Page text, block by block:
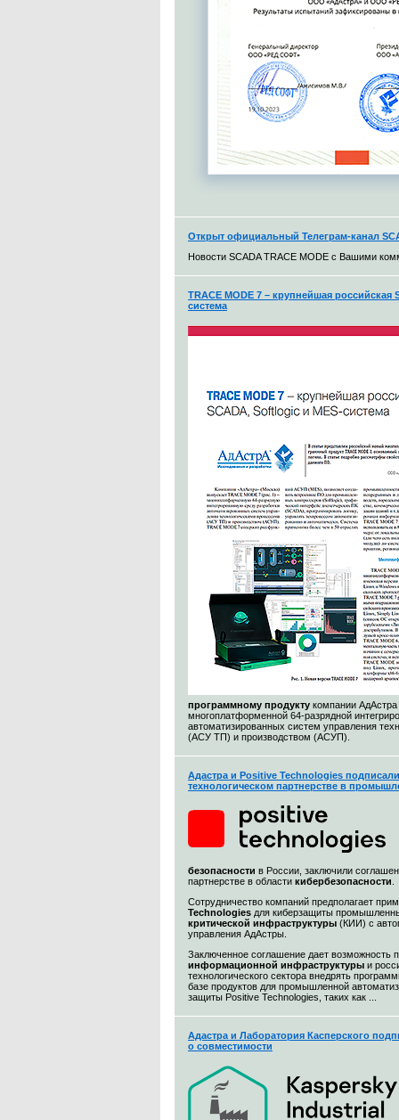
Открыт официальный Телеграм-канал
Новости SCADA TRACE MODE с Вашими
TRACE MODE 7 – крупнейшая российская
система
программному продукту компании
многоплатформенной 64-разрядной
автоматизированных систем управления
(АСУ ТП) и производством (АСУП).
Адастра и Positive Technologies
технологическом партнерстве в
безопасности в России, заключили
партнерстве в области кибербезопасности
Сотрудничество компаний предполагает
Technologies для киберзащиты
критической инфраструктуры (КИИ) с
управления АдАстры.
Заключенное соглашение дает возможность
информационной инфраструктуры и
технологического сектора внедрять
базе продуктов для промышленной
защиты Positive Technologies, таких как ...
Адастра и Лаборатория Касперского
о совместимости